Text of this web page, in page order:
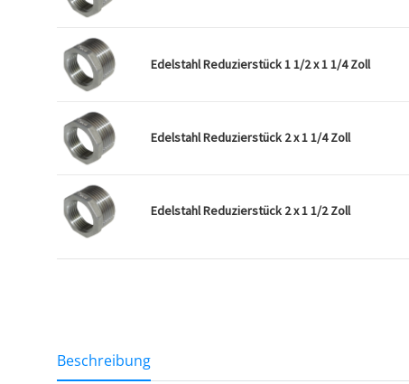
Edelstahl Reduzierstück 1 1/2 x 1 1/4 Zoll
Edelstahl Reduzierstück 2 x 1 1/4 Zoll
Edelstahl Reduzierstück 2 x 1 1/2 Zoll
Beschreibung